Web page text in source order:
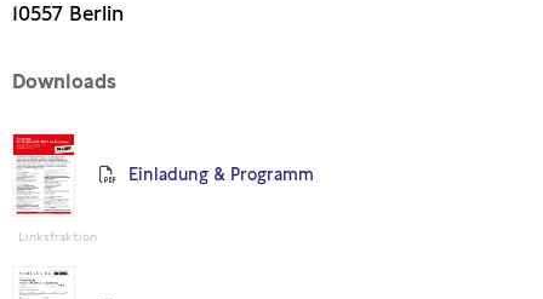
10557 Berlin
Downloads
Einladung & Programm
Linksfraktion